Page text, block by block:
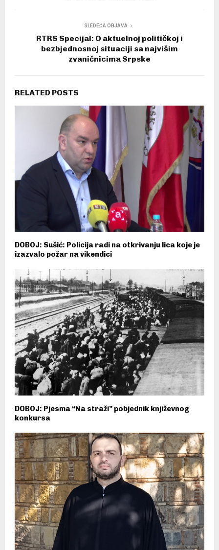
SLEDEĆA OBJAVA
RTRS Specijal: O aktuelnoj političkoj i
bezbjednosnoj situaciji sa najvišim
zvaničnicima Srpske
RELATED POSTS
DOBOJ: Sušić: Policija radi na otkrivanju lica koje je
izazvalo požar na vikendici
DOBOJ: Pjesma “Na straži” pobjednik književnog
konkursa